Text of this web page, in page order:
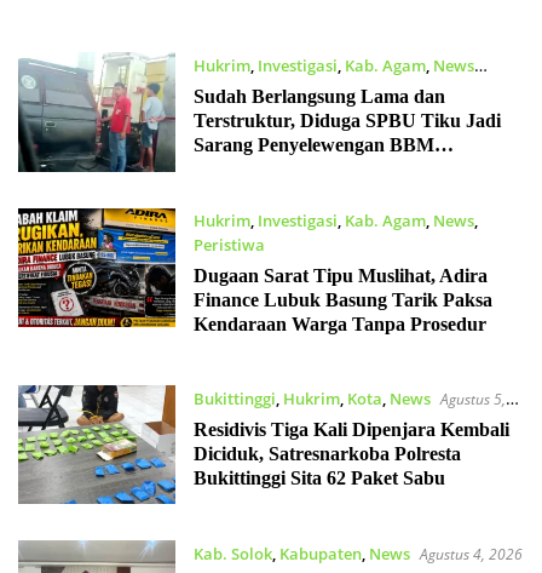
Hukrim, Investigasi, Kab. Agam, News
Agustus 5, 2026
Sudah Berlangsung Lama dan
Terstruktur, Diduga SPBU Tiku Jadi
Sarang Penyelewengan BBM
Hukrim, Investigasi, Kab. Agam, News,
Peristiwa
Agustus 5, 2026
Dugaan Sarat Tipu Muslihat, Adira
Finance Lubuk Basung Tarik Paksa
Kendaraan Warga Tanpa Prosedur
Bukittinggi, Hukrim, Kota, News Agustus 5,
2026
Residivis Tiga Kali Dipenjara Kembali
Diciduk, Satresnarkoba Polresta
Bukittinggi Sita 62 Paket Sabu
Kab. Solok, Kabupaten, News Agustus 4, 2026